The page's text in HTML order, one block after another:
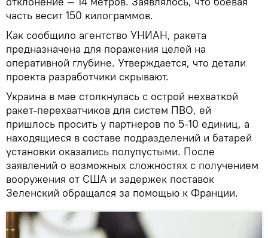
часть весит 150 килограммов.
Как сообщило агентство УНИАН, ракета
предназначена для поражения целей на
оперативной глубине. Утверждается, что детали
проекта разработчики скрывают.
Украина в мае столкнулась с острой нехваткой
ракет-перехватчиков для систем ПВО, ей
пришлось просить у партнеров по 5-10 единиц, а
находящиеся в составе подразделений и батарей
установки оказались полупустыми. После
заявлений о возможных сложностях с получением
вооружения от США и задержек поставок
Зеленский обращался за помощью к Франции.